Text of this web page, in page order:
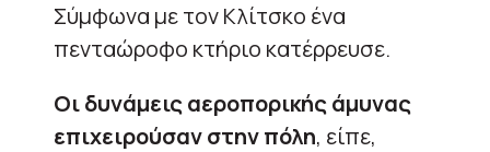
Σύμφωνα με τον Κλίτσκο ένα
πενταώροφο κτήριο κατέρρευσε.
Οι δυνάμεις αεροπορικής άμυνας
επιχειρούσαν στην πόλη, είπε,